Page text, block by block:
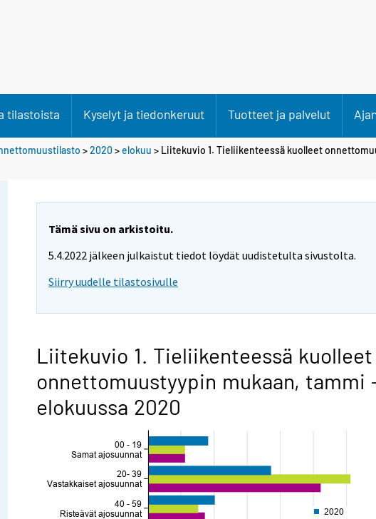
tilastoista Kyselyt ja tiedonkeruut Tuotteet ja palvelut
>2020 >elokuu > Liitekuvio 1. Tieliikenteessä kuolleet
Tämä sivu on arkistoitu.
5.4.2022 jälkeen julkaistut tiedot löydät uudistetulta sivustolta.
Siirry uudelle tilastosivulle
Liitekuvio 1. Tieliikenteessä kuolleet
onnettomuustyypin mukaan, tammi
elokuussa 2020